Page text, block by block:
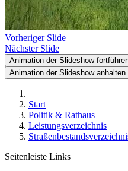
Vorheriger Slide
Nächster Slide
Animation der Slideshow
Animation der Slideshow anhalten
Start
Politik & Rathaus
Leistungsverzeichnis
Seitenleiste Links